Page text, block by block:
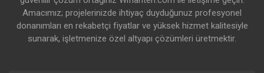
Amacımız; projelerinizde ihtiyaç duyduğunuz profesyonel
donanımları en rekabetçi fiyatlar ve yüksek hizmet kalitesiyle
sunarak, işletmenize özel altyapı çözümleri üretmektir.